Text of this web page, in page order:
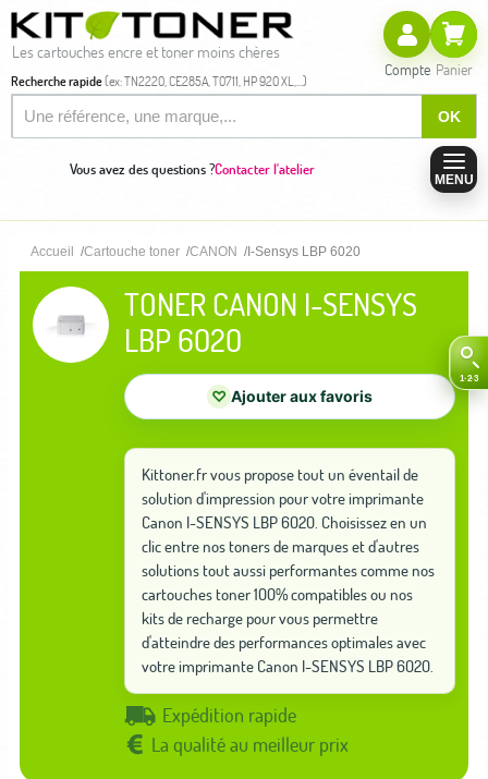
Les cartouches encre et toner moins chères
Recherche rapide(ex: TN2220, CE285A, T0711, HP 920 XL,...)
OK
Compte Panier
Vous avez des questions ?Contacter l'atelier
MENU
Accueil Cartouche toner CANON I-Sensys LBP 6020
TONER CANON I-SENSYS
LBP 6020
♡ Ajouter aux favoris
Kittoner.fr vous propose tout un éventail de
solution d'impression pour votre imprimante
Canon I-SENSYS LBP 6020. Choisissez en un
clic entre nos toners de marques et d'autres
solutions tout aussi performantes comme nos
cartouches toner 100% compatibles ou nos
kits de recharge pour vous permettre
d'atteindre des performances optimales avec
votre imprimante Canon I-SENSYS LBP 6020.
Expédition rapide
La qualité au meilleur prix